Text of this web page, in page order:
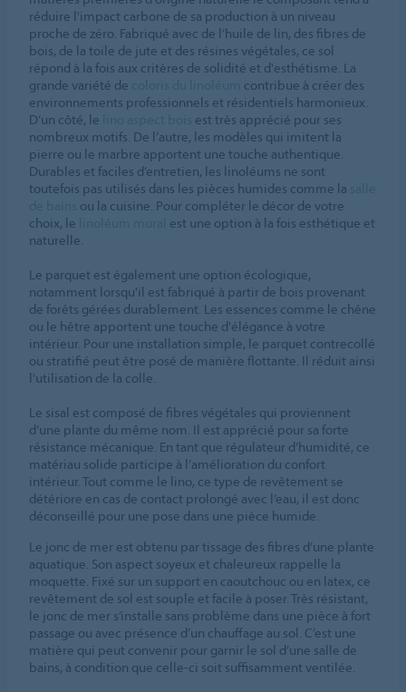
réduire l'impact carbone de sa production à un niveau
proche de zéro. Fabriqué avec de l’huile de lin, des fibres de
bois, de la toile de jute et des résines végétales, ce sol
répond à la fois aux critères de solidité et d'esthétisme. La
grande variété de
contribue à créer des
environnements professionnels et résidentiels harmonieux.
D’un côté, le
est très apprécié pour ses
nombreux motifs. De l’autre, les modèles qui imitent la
pierre ou le marbre apportent une touche authentique.
Durables et faciles d’entretien, les linoléums ne sont
toutefois pas utilisés dans les pièces humides comme la
ou la cuisine. Pour compléter le décor de votre
choix, le
est une option à la fois esthétique et
naturelle.
Le parquet est également une option écologique,
notamment lorsqu'il est fabriqué à partir de bois provenant
de forêts gérées durablement. Les essences comme le chêne
ou le hêtre apportent une touche d'élégance à votre
intérieur. Pour une installation simple, le parquet contrecollé
ou stratifié peut être posé de manière flottante. Il réduit ainsi
l'utilisation de la colle.
Le sisal est composé de fibres végétales qui proviennent
d’une plante du même nom. Il est apprécié pour sa forte
résistance mécanique. En tant que régulateur d’humidité, ce
matériau solide participe à l’amélioration du confort
intérieur. Tout comme le lino, ce type de revêtement se
détériore en cas de contact prolongé avec l’eau, il est donc
déconseillé pour une pose dans une pièce humide.
Le jonc de mer est obtenu par tissage des fibres d’une plante
aquatique. Son aspect soyeux et chaleureux rappelle la
moquette. Fixé sur un support en caoutchouc ou en latex, ce
revêtement de sol est souple et facile à poser. Très résistant,
le jonc de mer s’installe sans problème dans une pièce à fort
passage ou avec présence d’un chauffage au sol. C’est une
matière qui peut convenir pour garnir le sol d’une salle de
bains, à condition que celle-ci soit suffisamment ventilée.